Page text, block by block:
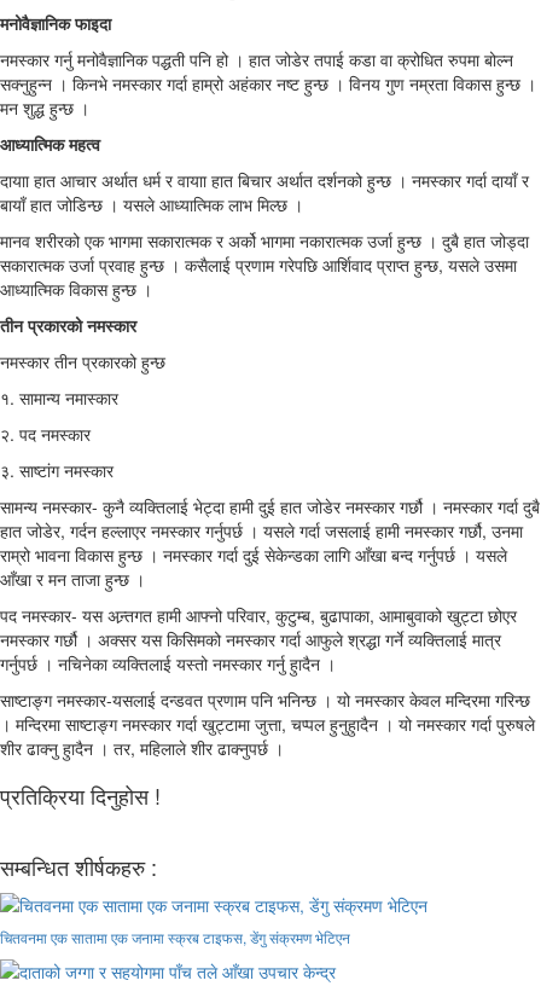
मनोवैज्ञानिक फाइदा
नमस्कार गर्नु मनोवैज्ञानिक पद्धती पनि हो । हात जोडेर तपाई कडा वा क्रोधित रुपमा बोल्न
सक्नुहुन्न । किनभे नमस्कार गर्दा हाम्रो अहंकार नष्ट हुन्छ । विनय गुण नम्रता विकास हुन्छ ।
मन शुद्ध हुन्छ ।
आध्यात्मिक महत्व
दायाा हात आचार अर्थात धर्म र वायाा हात बिचार अर्थात दर्शनको हुन्छ । नमस्कार गर्दा दायाँ र
बायाँ हात जोडिन्छ । यसले आध्यात्मिक लाभ मिल्छ ।
मानव शरीरको एक भागमा सकारात्मक र अर्को भागमा नकारात्मक उर्जा हुन्छ । दुबै हात जोड्दा
सकारात्मक उर्जा प्रवाह हुन्छ । कसैलाई प्रणाम गरेपछि आर्शिवाद प्राप्त हुन्छ, यसले उसमा
आध्यात्मिक विकास हुन्छ ।
तीन प्रकारको नमस्कार
नमस्कार तीन प्रकारको हुन्छ
१. सामान्य नमास्कार
२. पद नमस्कार
३. साष्टांग नमस्कार
सामन्य नमस्कार- कुनै व्यक्तिलाई भेट्दा हामी दुई हात जोडेर नमस्कार गर्छौ । नमस्कार गर्दा दुबै
हात जोडेर, गर्दन हल्लाएर नमस्कार गर्नुपर्छ । यसले गर्दा जसलाई हामी नमस्कार गर्छौ, उनमा
राम्रो भावना विकास हुन्छ । नमस्कार गर्दा दुई सेकेन्डका लागि आँखा बन्द गर्नुपर्छ । यसले
आँखा र मन ताजा हुन्छ ।
पद नमस्कार- यस अन्र्तगत हामी आफ्नो परिवार, कुटुम्ब, बुढापाका, आमाबुवाको खुट्टा छोएर
नमस्कार गर्छौ । अक्सर यस किसिमको नमस्कार गर्दा आफुले श्रद्धा गर्ने व्यक्तिलाई मात्र
गर्नुपर्छ । नचिनेका व्यक्तिलाई यस्तो नमस्कार गर्नु हुादैन ।
साष्टाङ्ग नमस्कार-यसलाई दन्डवत प्रणाम पनि भनिन्छ । यो नमस्कार केवल मन्दिरमा गरिन्छ
। मन्दिरमा साष्टाङ्ग नमस्कार गर्दा खुट्टामा जुत्ता, चप्पल हुनुहुादैन । यो नमस्कार गर्दा पुरुषले
शीर ढाक्नु हुादैन । तर, महिलाले शीर ढाक्नुपर्छ ।
प्रतिक्रिया दिनुहोस !
सम्बन्धित शीर्षकहरु :
चितवनमा एक सातामा एक जनामा स्क्रब टाइफस, डेंगु संक्रमण भेटिएन